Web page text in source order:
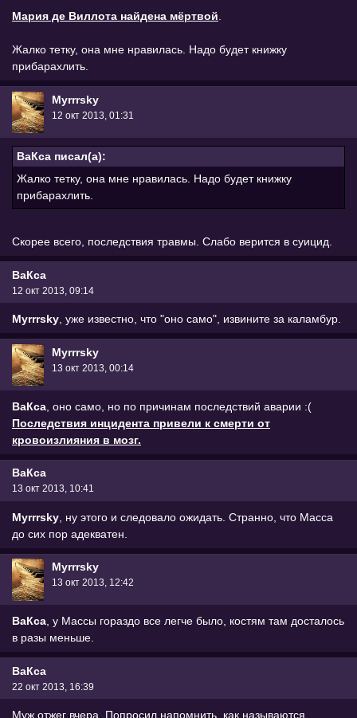
Мария де Виллота найдена мёртвой.
Жалко тетку, она мне нравилась. Надо будет книжку
прибарахлить.
Myrrrsky
12 окт 2013, 01:31
ВаКса писал(а):
Жалко тетку, она мне нравилась. Надо будет книжку
прибарахлить.
Скорее всего, последствия травмы. Слабо верится в суицид.
ВаКса
12 окт 2013, 09:14
Myrrrsky , уже известно, что "оно само", извините за каламбур.
Myrrrsky
13 окт 2013, 00:14
ВаКса , оно само, но по причинам последствий аварии :(
Последствия инцидента привели к смерти от
кровоизлияния в мозг.
ВаКса
13 окт 2013, 10:41
Myrrrsky , ну этого и следовало ожидать. Странно, что Масса
до сих пор адекватен.
Myrrrsky
13 окт 2013, 12:42
ВаКса, у Массы гораздо все легче было, костям там досталось
в разы меньше.
ВаКса
22 окт 2013, 16:39
Муж отжег вчера. Попросил напомнить, как называются